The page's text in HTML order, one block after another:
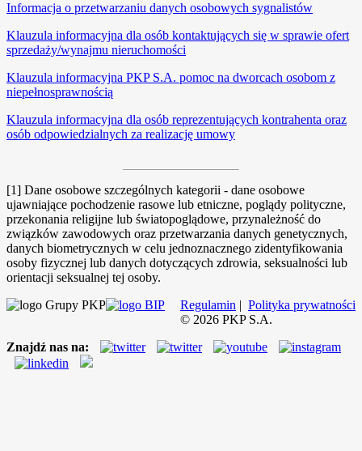
Informacja o przetwarzaniu danych osobowych sygnalistów
Klauzula informacyjna dla osób kontaktujących się w sprawie ofert
sprzedaży/wynajmu nieruchomości
Klauzula informacyjna PKP S.A. pomoc na dworcach osobom z
niepełnosprawnością
Klauzula informacyjna dla osób reprezentujących kontrahenta oraz
osób odpowiedzialnych za realizację umowy
[1] Dane osobowe szczególnych kategorii - dane osobowe
ujawniające pochodzenie rasowe lub etniczne, poglądy polityczne,
przekonania religijne lub światopoglądowe, przynależność do
związków zawodowych oraz przetwarzania danych genetycznych,
danych biometrycznych w celu jednoznacznego zidentyfikowania
osoby fizycznej lub danych dotyczących zdrowia, seksualności lub
orientacji seksualnej tej osoby.
Regulamin | Polityka prywatności
© 2026 PKP S.A.
Znajdź nas na: